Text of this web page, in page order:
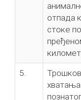
отпада
стоке по
5.